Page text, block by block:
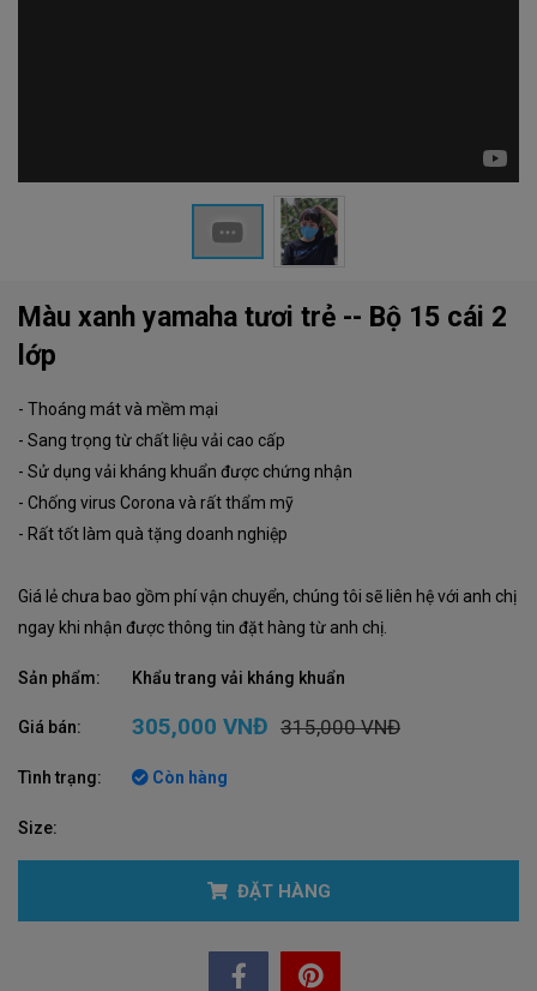
Màu xanh yamaha tươi trẻ -- Bộ 15 cái 2
lớp
- Thoáng mát và mềm mại
- Sang trọng từ chất liệu vải cao cấp
- Sử dụng vải kháng khuẩn được chứng nhận
- Chống virus Corona và rất thẩm mỹ
- Rất tốt làm quà tặng doanh nghiệp
Giá lẻ chưa bao gồm phí vận chuyển, chúng tôi sẽ liên hệ với anh chị
ngay khi nhận được thông tin đặt hàng từ anh chị.
Sản phẩm: Khẩu trang vải kháng khuẩn
Giá bán: 305,000 VNĐ 315,000 VNĐ
Tình trạng: Còn hàng
Size:
ĐẶT HÀNG